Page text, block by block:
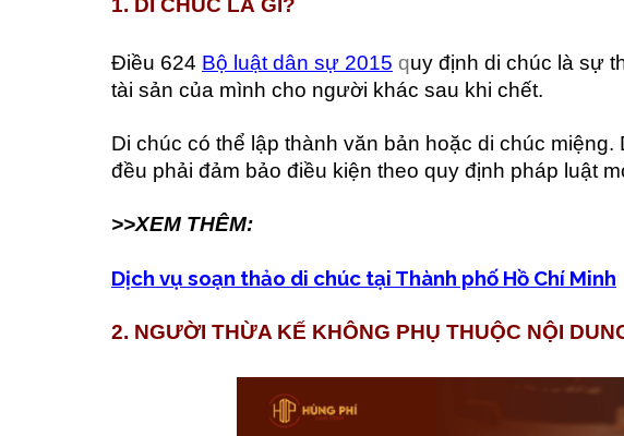
1. DI CHÚC LÀ GÌ?
Điều 624 Bộ luật dân sự 2015 quy định di chúc là sự
tài sản của mình cho người khác sau khi chết.
Di chúc có thể lập thành văn bản hoặc di chúc
đều phải đảm bảo điều kiện theo quy định pháp luật
>>XEM THÊM:
Dịch vụ soạn thảo di chúc tại Thành phố Hồ Chí Minh
2. NGƯỜI THỪA KẾ KHÔNG PHỤ THUỘC NỘI